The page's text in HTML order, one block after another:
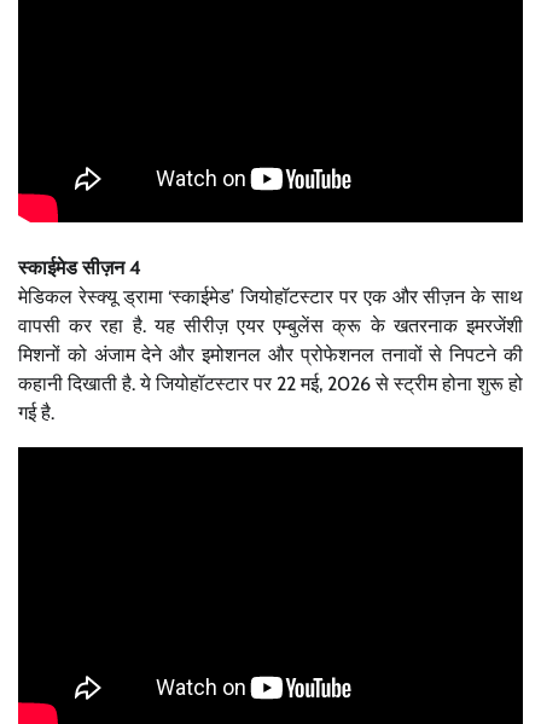
स्काईमेड सीज़न 4
मेडिकल रेस्क्यू ड्रामा ‘स्काईमेड’ जियोहॉटस्टार पर एक और सीज़न के साथ
वापसी कर रहा है. यह सीरीज़ एयर एम्बुलेंस क्रू के खतरनाक इमरजेंशी
मिशनों को अंजाम देने और इमोशनल और प्रोफेशनल तनावों से निपटने की
कहानी दिखाती है. ये जियोहॉटस्टार पर 22 मई, 2026 से स्ट्रीम होना शुरू हो
गई है.